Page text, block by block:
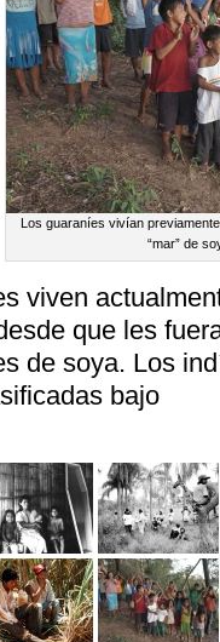
Los guaraníes vivían
“mar” de
viven
que les
de soya. Los
bajo